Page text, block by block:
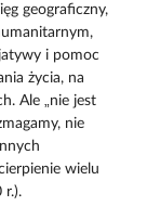
geograficzny,
i pomoc
życia, na
Ale „nie jest
nie
wielu
r.).